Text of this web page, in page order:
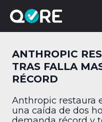
ANTHROPIC
TRAS FALLA
RÉCORD
Anthropic restaura
una caída de dos